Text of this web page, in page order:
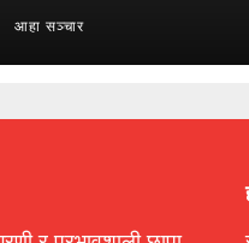
आहा सञ्चार